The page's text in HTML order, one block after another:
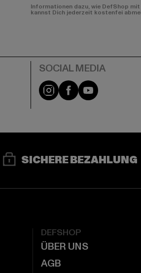
Informationen dazu, wie DefShop
kannst Dich jederzeit kostenfei
Instagram
FacebookYouTube
SICHERE BEZAHLUNG
DEFSHOP
ÜBER UNS
AGB